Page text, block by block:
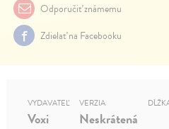
Odporučiť známemu
Zdielať na Facebooku
VYDAVATEĽ
Voxi
VERZIA
Neskrátená